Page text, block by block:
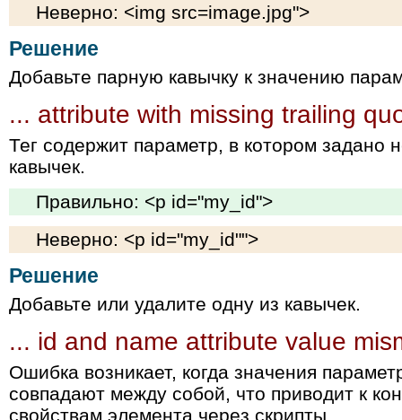
Неверно: <img src=image.jpg">
Решение
Добавьте парную кавычку к значению
... attribute with missing trailing
Тег содержит параметр, в котором задано
кавычек.
Правильно: <p id="my_id">
Неверно: <p id="my_id"">
Решение
Добавьте или удалите одну из кавычек.
... id and name attribute value
Ошибка возникает, когда значения
совпадают между собой, что приводит к
свойствам элемента через скрипты.